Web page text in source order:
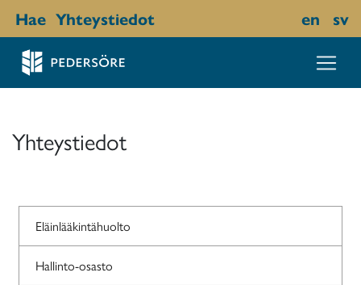
Hae Yhteystiedot en sv
Yhteystiedot
Eläinlääkintähuolto
Hallinto-osasto